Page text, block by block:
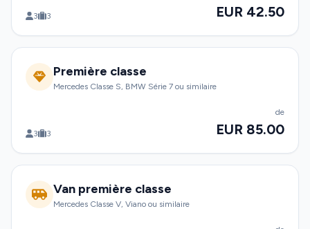
3 3 EUR 42.50
Première classe
Mercedes Classe S, BMW Série 7 ou similaire
3 3
de
EUR 85.00
Van première classe
Mercedes Classe V, Viano ou similaire